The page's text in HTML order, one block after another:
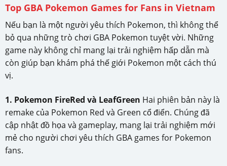
Top GBA Pokemon Games for Fans in Vietnam
Nếu bạn là một người yêu thích Pokemon, thì không thể
bỏ qua những trò chơi GBA Pokemon tuyệt vời. Những
game này không chỉ mang lại trải nghiệm hấp dẫn mà
còn giúp bạn khám phá thế giới Pokemon một cách thú
vị.
1. Pokemon FireRed và LeafGreen Hai phiên bản này là
remake của Pokemon Red và Green cổ điển. Chúng đã
cập nhật đồ họa và gameplay, mang lại trải nghiệm mới
mẻ cho người chơi yêu thích GBA games for Pokemon
fans.